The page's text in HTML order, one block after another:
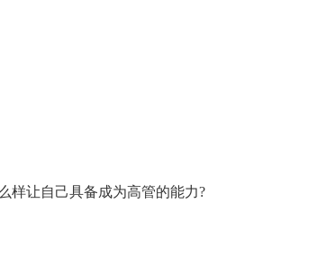
样让自己具备成为高管的能力?